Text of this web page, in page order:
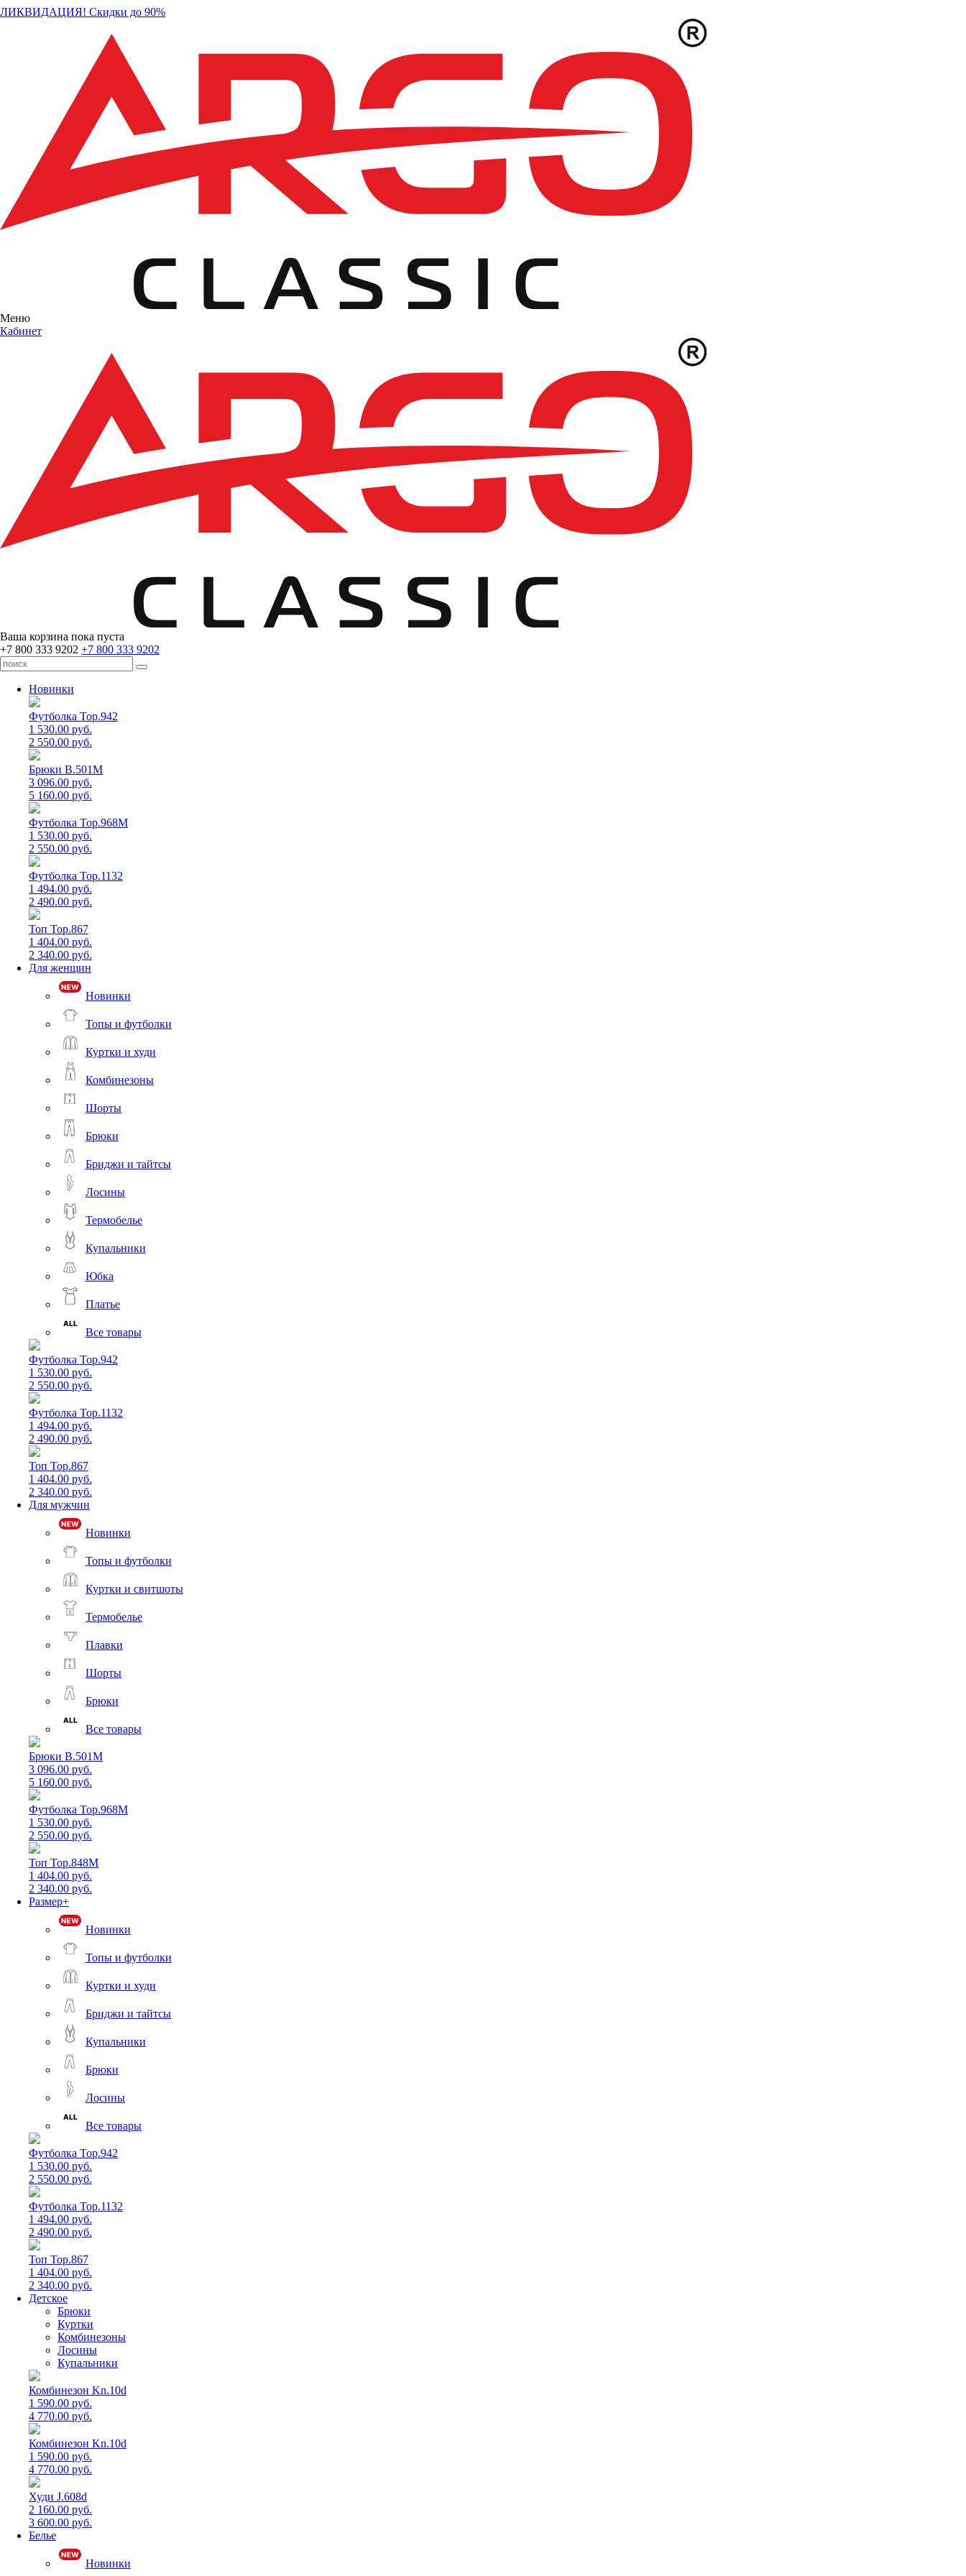
ЛИКВИДАЦИЯ! Скидки до 90%
Меню
Кабинет
Ваша корзина пока пуста
+7 800 333 9202 +7 800 333 9202
Новинки
Футболка Top.942
1 530.00 руб.
2 550.00 руб.
Брюки B.501M
3 096.00 руб.
5 160.00 руб.
Футболка Top.968M
1 530.00 руб.
2 550.00 руб.
Футболка Top.1132
1 494.00 руб.
2 490.00 руб.
Топ Top.867
1 404.00 руб.
2 340.00 руб.
Для женщин
Новинки
Топы и футболки
Куртки и худи
Комбинезоны
Шорты
Брюки
Бриджи и тайтсы
Лосины
Термобелье
Купальники
Юбка
Платье
Все товары
Футболка Top.942
1 530.00 руб.
2 550.00 руб.
Футболка Top.1132
1 494.00 руб.
2 490.00 руб.
Топ Top.867
1 404.00 руб.
2 340.00 руб.
Для мужчин
Новинки
Топы и футболки
Куртки и свитшоты
Термобелье
Плавки
Шорты
Брюки
Все товары
Брюки B.501M
3 096.00 руб.
5 160.00 руб.
Футболка Top.968M
1 530.00 руб.
2 550.00 руб.
Топ Top.848M
1 404.00 руб.
2 340.00 руб.
Размер+
Новинки
Топы и футболки
Куртки и худи
Бриджи и тайтсы
Купальники
Брюки
Лосины
Все товары
Футболка Top.942
1 530.00 руб.
2 550.00 руб.
Футболка Top.1132
1 494.00 руб.
2 490.00 руб.
Топ Top.867
1 404.00 руб.
2 340.00 руб.
Детское
Брюки
Куртки
Комбинезоны
Лосины
Купальники
Комбинезон Kn.10d
1 590.00 руб.
4 770.00 руб.
Комбинезон Kn.10d
1 590.00 руб.
4 770.00 руб.
Худи J.608d
2 160.00 руб.
3 600.00 руб.
Белье
Новинки